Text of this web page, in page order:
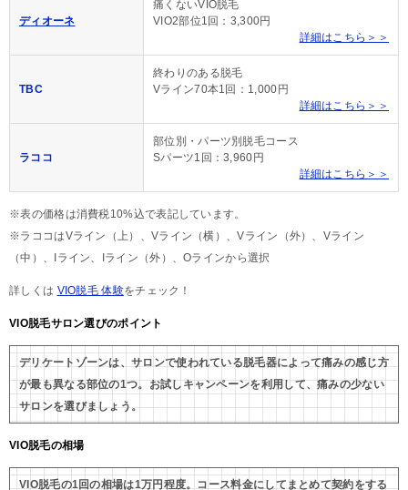
ディオーネ
痛くないVIO脱毛
VIO2部位1回：3,300円
詳細はこちら＞＞
TBC
終わりのある脱毛
Vライン70本1回：1,000円
詳細はこちら＞＞
ラココ
部位別・パーツ別脱毛コース
Sパーツ1回：3,960円
詳細はこちら＞＞
※表の価格は消費税10%込で表記しています。
※ラココはVライン（上）、Vライン（横）、Vライン（外）、Vライン
（中）、Iライン、Iライン（外）、Oラインから選択
詳しくは VIO脱毛 体験をチェック！
VIO脱毛サロン選びのポイント
デリケートゾーンは、サロンで使われている脱毛器によって痛みの感じ方
が最も異なる部位の1つ。お試しキャンペーンを利用して、痛みの少ない
サロンを選びましょう。
VIO脱毛の相場
VIO脱毛の1回の相場は1万円程度。コース料金にしてまとめて契約をする